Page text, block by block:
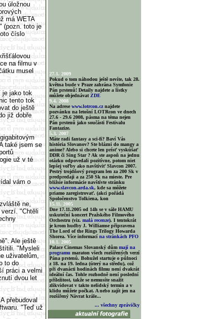
úložnou
má WETA
(pozn. toto je
číslo
na filmu v
musel
je jako tok
tento tok
do ještě
již dobře
také jsem se
už v té
vám o
ne,
verzí. "Chtěli
Ale ještě
"Mysleli
uživatelům,
to do
práci a velmi
dvou let
přebudoval
"Teď už
27.1. 2009
Pokud o tom náhodou ještě nevíte, tak 28.
května bude v Praze zahrána Symfonie
Pán prstenů! Detaily najdete a lístky
můžete objednávat ZDE
9.4. 2008
Na adrese www.lotrcon.cznajdete
pozvánku na letošní LOTRcon ve dnech
27.6 - 29.6 2008, pásma na téma nejen
Pán prstenů jako součásti Festivalu
Fantazize.
5.3. 2007
Máte radi fantasy a sci-fi? Baví Vás
história Slovanov? Ste blázni do mangy a
anime? Alebo si chcete len prísť vyskúšať
DDR či Sing Star ? Ak ste aspoň na jednu
otázku odpovedali pozitívne, potom niet
lepšej voľby ako navštíviť Slavcon 2007.
Pestrý trojdňový program len za 200 Sk v
predpredaji a za 250 Sk na mieste. Pre
bližsie informácie navštívte stránku
www.slavcon.arda.sk, kde sa môžete
priamo zaregistrovať. (akci pořádá
Spoločenstvo Tolkiena, kon
15.11. 2005
Dne 17.11.2005 od 14h se v sále HAMU
uskuteční koncert Pražského Filmového
Orchestru (viz. malá recenze). I tentokrát
je krom hudby J. Williamse připravena
The Lord of the Rings Trilogy Howarda
Shorea. Více informací na stránkách PFO
10.1. 2005
Palace Cinemas Slovanský dům mají na
programu maraton všech rozšířených verzí
Pána prstenů. Bohužel startuje o půlnoci
z 18. na 19. ledna (úterý na středu), což
při dvanácti hodinách filmu není dvakrát
ideální čas. Tohle rozhodně není poslední
příležitost, takže se nemusíte snažit
zlikvidovat v takto nelidský termín a v
klidu můžete počkat. A nebo zajít jen na
rozšířený Návrat krále...
... všechny zprávičky